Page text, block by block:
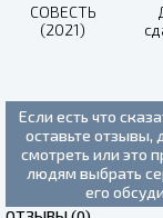
СОВЕСТЬ
(2021)
Если есть что
оставьте отзывы,
смотреть или это
людям выбрать
его